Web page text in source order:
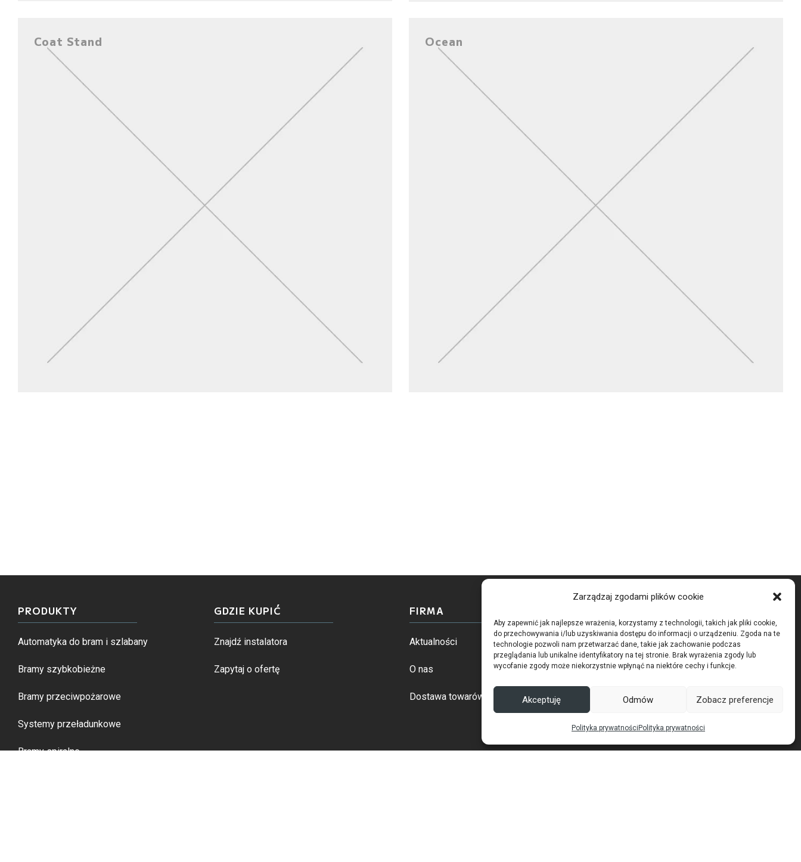
Zarządzaj zgodami plików cookie
Aby zapewnić jak najlepsze wrażenia, korzystamy z technologii, takich jak pliki cookie,
do przechowywania i/lub uzyskiwania dostępu do informacji o urządzeniu. Zgoda na te
technologie pozwoli nam przetwarzać dane, takie jak zachowanie podczas
przeglądania lub unikalne identyfikatory na tej stronie. Brak wyrażenia zgody lub
wycofanie zgody może niekorzystnie wpłynąć na niektóre cechy i funkcje.
Akceptuję Odmów Zobacz preferencje
Polityka prywatności Polityka prywatności
Coat Stand Ocean
PRODUKTY
Automatyka do bram i szlabany
Bramy szybkobieżne
Bramy przeciwpożarowe
Systemy przeładunkowe
Bramy spiralne
GDZIE KUPIĆ
Znajdź instalatora
Zapytaj o ofertę
FIRMA
Aktualności
O nas
Dostawa towarów